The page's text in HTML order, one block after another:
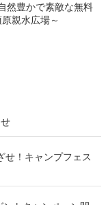
然豊かで素敵な無料
親水広場～
せ！キャンプフェス